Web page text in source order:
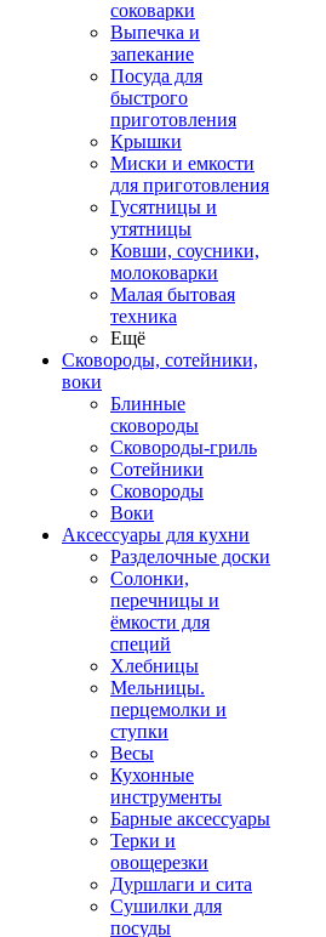
соковарки
Выпечка и
запекание
Посуда для
быстрого
приготовления
Крышки
Миски и емкости
для приготовления
Гусятницы и
утятницы
Ковши, соусники,
молоковарки
Малая бытовая
техника
Ещё
Сковороды, сотейники,
воки
Блинные
сковороды
Сковороды-гриль
Сотейники
Сковороды
Воки
Аксессуары для кухни
Разделочные доски
Солонки,
перечницы и
ёмкости для
специй
Хлебницы
Мельницы.
перцемолки и
ступки
Весы
Кухонные
инструменты
Барные аксессуары
Терки и
овощерезки
Дуршлаги и сита
Сушилки для
посуды